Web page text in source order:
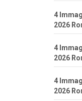
4
2026
4
2026
4
2026